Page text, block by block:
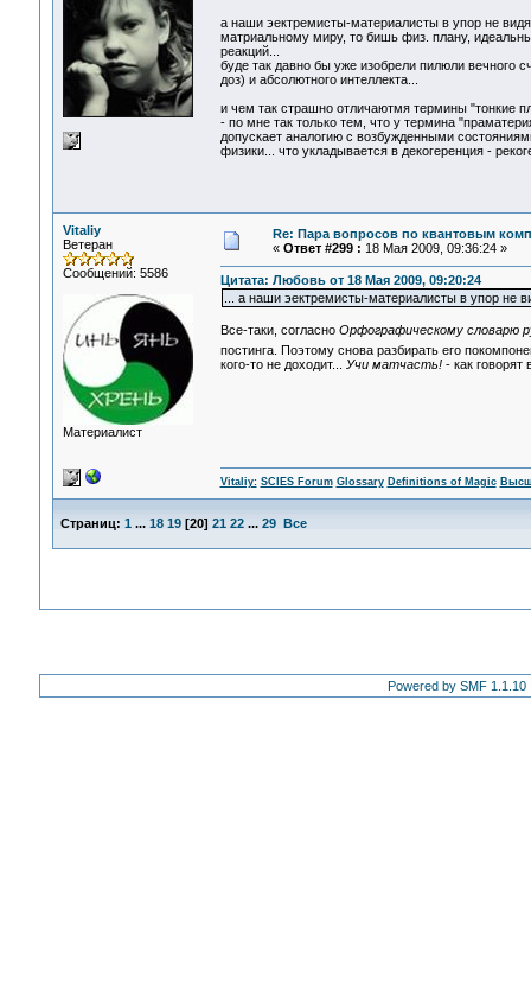
а наши эектремисты-материалисты в упор не
матриальному миру, то бишь физ. плану,
реакций...
буде так давно бы уже изобрели пилюли вечного
доз) и абсолютного интеллекта...
и чем так страшно отличаютмя термины "тонкие
- по мне так только тем, что у термина
допускает аналогию с возбужденными
физики... что укладывается в декогеренция -
Vitaliy
Ветеран
Сообщений: 5586
Материалист
Re: Пара вопросов по квантовым
« Ответ #299 : 18 Мая 2009, 09:36:24 »
Цитата: Любовь от 18 Мая 2009, 09:20:24
... а наши эектремисты-материалисты в упор не
Все-таки, согласно Орфографическому словарю
постинга. Поэтому снова разбирать его
кого-то не доходит...
Учи матчасть!- как говорят
Vitaliy: SCIES Forum Glossary Definitions of Magic
Страниц: 1 ... 18 19[20] 21 22 ... 29 Все
Powered by SMF 1.1.10